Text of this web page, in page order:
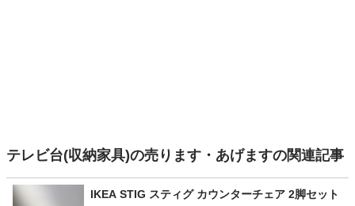
テレビ台(収納家具)の売ります・あげますの関連記事
IKEA STIG スティグ カウンターチェア 2脚セット